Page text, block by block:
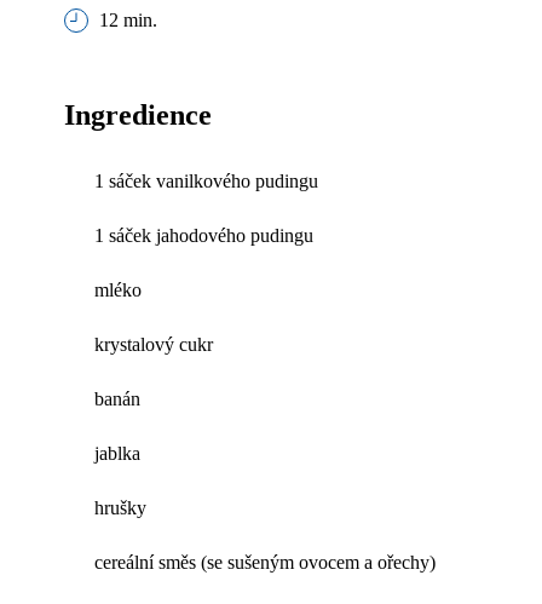
12 min.
Ingredience
1 sáček vanilkového pudingu
1 sáček jahodového pudingu
mléko
krystalový cukr
banán
jablka
hrušky
cereální směs (se sušeným ovocem a ořechy)